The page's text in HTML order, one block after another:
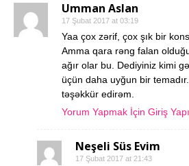
Umman Aslan
17 Şubat 2017 at 03:19
Yaa çox zərif, çox şık bir
Amma qara rəng falan
ağır olar bu. Dediyiniz kimi
üçün daha uyğun bir
təşəkkür edirəm.
Yorum Yapmak İçin Giriş
Neşeli Süs Evim
17 Şubat 2017 at 21:43